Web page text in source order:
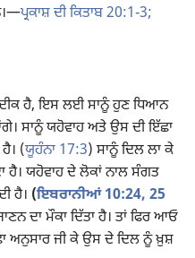
ਪ੍ਰਕਾਸ਼ ਦੀ ਕਿਤਾਬ 20:1-3;
ਹੈ, ਇਸ ਲਈ ਸਾਨੂੰ ਹੁਣ ਧਿਆਨ
ਸਾਨੂੰ ਯਹੋਵਾਹ ਅਤੇ ਉਸ ਦੀ ਇੱਛਾ
(ਯੂਹੰਨਾ 17:3) ਸਾਨੂੰ ਦਿਲ ਲਾ ਕੇ
ਹੈ। ਯਹੋਵਾਹ ਦੇ ਲੋਕਾਂ ਨਾਲ ਸੰਗਤ
ਹੈ। (ਇਬਰਾਨੀਆਂ 10:24, 25
ਦਾ ਮੌਕਾ ਦਿੱਤਾ ਹੈ। ਤਾਂ ਫਿਰ ਆਓ
ਅਨੁਸਾਰ ਜੀ ਕੇ ਉਸ ਦੇ ਦਿਲ ਨੂੰ ਖ਼ੁਸ਼